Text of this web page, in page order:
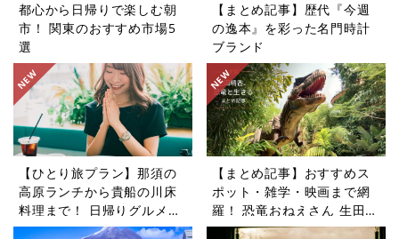
都心から日帰りで楽しむ朝
市！ 関東のおすすめ市場5
選
【まとめ記事】歴代『今週
の逸本』を彩った名門時計
ブランド
【ひとり旅プラン】那須の
高原ランチから貴船の川床
料理まで！ 日帰りグルメ旅
5選
【まとめ記事】おすすめス
ポット・雑学・映画まで網
羅！ 恐竜おねえさん 生田晴
香の恐竜コラム9選